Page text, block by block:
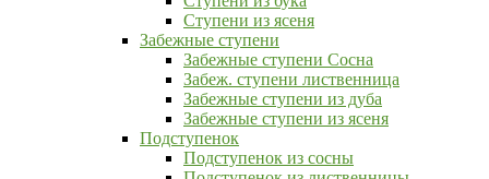
Ступени из ясеня
Забежные ступени
Забежные ступени Сосна
Забеж. ступени лиственница
Забежные ступени из дуба
Забежные ступени из ясеня
Подступенок
Подступенок из сосны